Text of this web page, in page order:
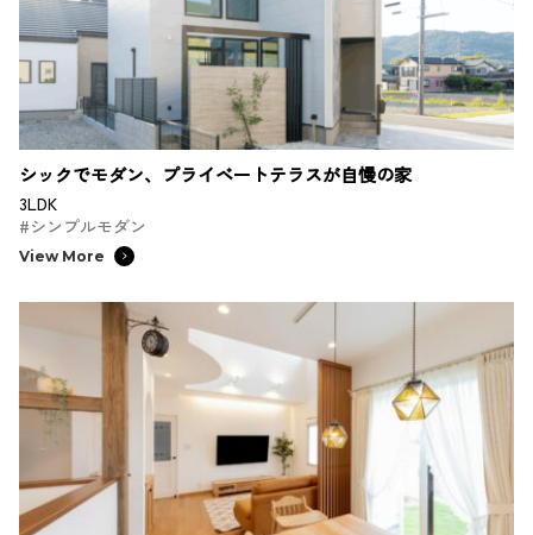
シックでモダン、プライベートテラスが自慢の家
3LDK
#シンプルモダン
View More